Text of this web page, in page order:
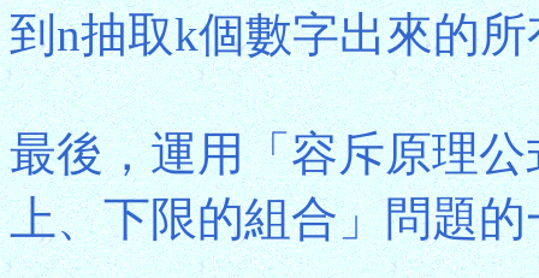
到n抽取k個數字出來的
最後，運用「容斥原理
上、下限的組合」問題